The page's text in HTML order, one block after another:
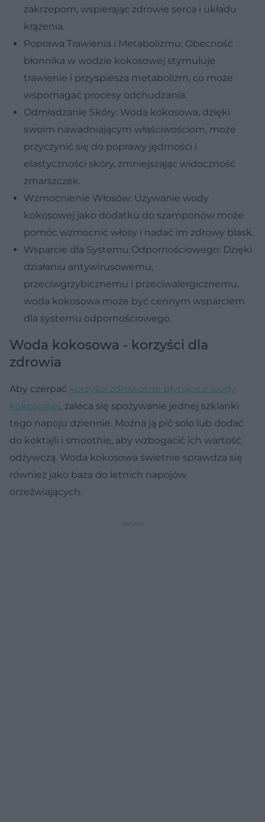
zakrzepom, wspierając zdrowie serca i układu
krążenia.
Poprawa Trawienia i Metabolizmu: Obecność
błonnika w wodzie kokosowej stymuluje
trawienie i przyspiesza metabolizm, co może
wspomagać procesy odchudzania.
Odmładzanie Skóry: Woda kokosowa, dzięki
swoim nawadniającym właściwościom, może
przyczynić się do poprawy jędrności i
elastyczności skóry, zmniejszając widoczność
zmarszczek.
Wzmocnienie Włosów: Używanie wody
kokosowej jako dodatku do szamponów może
pomóc wzmocnić włosy i nadać im zdrowy blask.
Wsparcie dla Systemu Odpornościowego: Dzięki
działaniu antywirusowemu,
przeciwgrzybicznemu i przeciwalergicznemu,
woda kokosowa może być cennym wsparciem
dla systemu odpornościowego.
Woda kokosowa - korzyści dla
zdrowia
Aby czerpać korzyści zdrowotne płynące z wody
kokosowej, zaleca się spożywanie jednej szklanki
tego napoju dziennie. Można ją pić solo lub dodać
do koktajli i smoothie, aby wzbogacić ich wartość
odżywczą. Woda kokosowa świetnie sprawdza się
również jako baza do letnich napojów
orzeźwiających.